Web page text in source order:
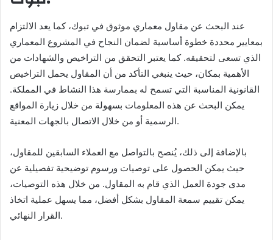
عند البحث عن مقاول معماري موثوق في تبوك، كما يعد الالتزام
بمعايير محددة خطوة أساسية لضمان النجاح في المشروع المعماري
الذي تسعى لتحقيقه. كما يعتبر التحقق من التراخيص والشهادات من
الأهمية بمكان، حيث ينبغي التأكد من أن المقاول يحمل التراخيص
القانونية المناسبة التي تسمح له بممارسة هذا النشاط في المملكة.
يمكن البحث عن هذه المعلومات بسهولة من خلال زيارة المواقع
الرسمية أو من خلال الاتصال بالجهات المعنية.
بالإضافة إلى ذلك، يُنصح بالتواصل مع العملاء السابقين للمقاول،
حيث يمكن الحصول على توصيات ورسوم توضيحية تفصيلية عن
مدى جودة العمل الذي قام به المقاول. من خلال هذه التوصيات،
يمكن تقييم سمعة المقاول بشكل أفضل، مما يسهل عملية اتخاذ
القرار النهائي.